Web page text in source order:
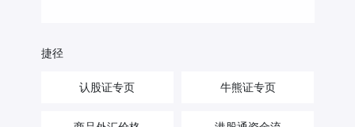
捷径
认股证专页 牛熊证专页